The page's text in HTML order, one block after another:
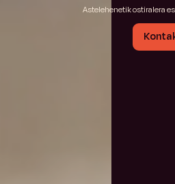
Astelehenetik ostiralera